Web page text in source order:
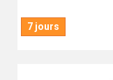
7 jours